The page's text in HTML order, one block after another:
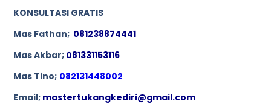
KONSULTASI GRATIS
Mas Fathan; 081238874441
Mas Akbar; 081331153116
Mas Tino; 082131448002
Email; mastertukangkediri@gmail.com